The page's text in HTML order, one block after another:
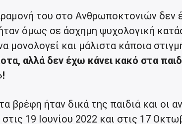
του στο Ανθρωποκτονιών δεν
όμως σε άσχημη ψυχολογική
μονολογεί και μάλιστα κάποια
αλλά δεν έχω κάνει κακό στα
βρέφη ήταν δικά της παιδιά και οι
19 Ιουνίου 2022 και στις 17